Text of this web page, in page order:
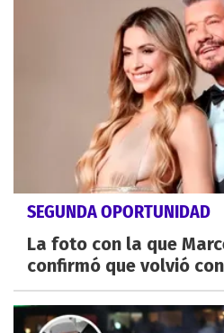
SEGUNDA OPORTUNIDAD
La foto con la que
confirmó que volvió